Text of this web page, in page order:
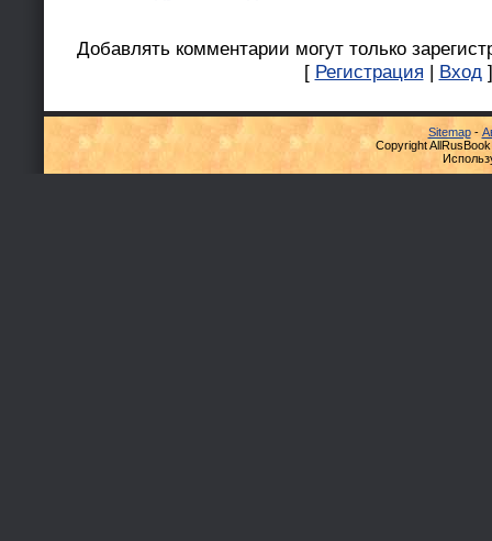
Добавлять комментарии могут только
[ Регистрация | Вход ]
Sitemap-
Copyright